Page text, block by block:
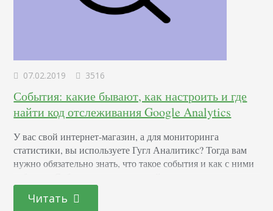
07.02.2019 3516
События: какие бывают, как настроить и где
найти код отслеживания Google Analytics
У вас свой интернет-магазин, а для мониторинга
статистики, вы используете Гугл Аналитикс? Тогда вам
нужно обязательно знать, что такое события и как с ними
вашего сайта с размещенным на нём контентом и
составляющими ресурса. Google Analytics позволяет
Читать